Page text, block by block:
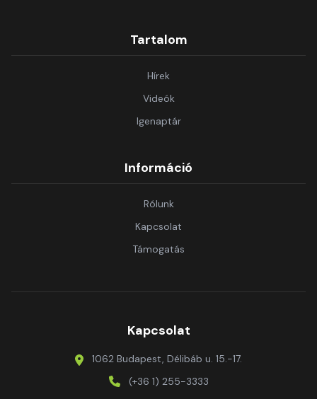
Tartalom
Hírek
Videók
Igenaptár
Információ
Rólunk
Kapcsolat
Támogatás
Kapcsolat
1062 Budapest, Délibáb u. 15.-17.
(+36 1) 255-3333